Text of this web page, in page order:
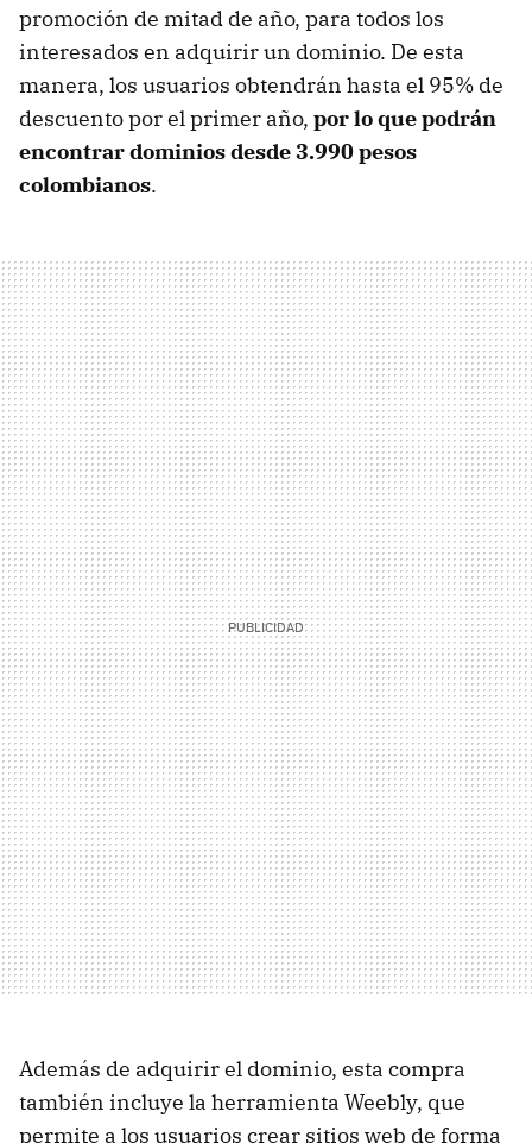
promoción de mitad de año, para todos los
interesados en adquirir un dominio. De esta
manera, los usuarios obtendrán hasta el 95% de
descuento por el primer año, por lo que podrán
encontrar dominios desde 3.990 pesos
colombianos.
Además de adquirir el dominio, esta compra
también incluye la herramienta Weebly, que
permite a los usuarios crear sitios web de forma